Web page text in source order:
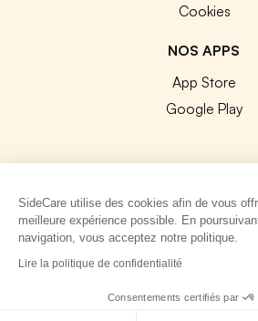
Cookies
NOS APPS
App Store
Google Play
© 2026 SideCare. Tous
SideCare utilise des cookies afin de vous
meilleure expérience possible. En
navigation, vous acceptez notre politique.
Lire la politique de confidentialité
Consentements certifiés par